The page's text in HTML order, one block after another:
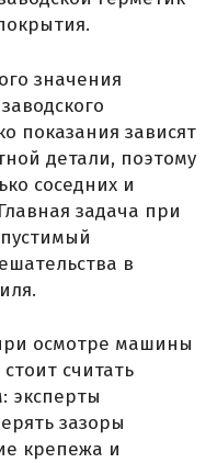
значения
показания зависят
детали, поэтому
соседних и
задача при
в
осмотре машины
считать
эксперты
зазоры
крепежа и